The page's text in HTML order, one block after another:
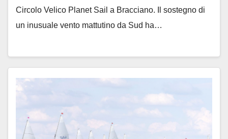
Circolo Velico Planet Sail a Bracciano. Il sostegno di
un inusuale vento mattutino da Sud ha…